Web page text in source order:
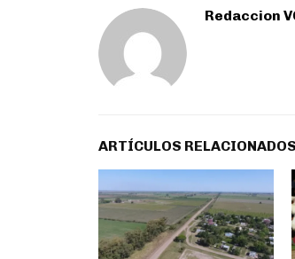
Redaccion
ARTÍCULOS RELACIONADOS